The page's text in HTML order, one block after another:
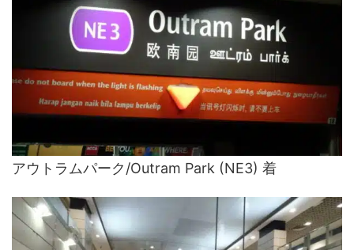
アウトラムパーク/Outram Park (NE3) 着